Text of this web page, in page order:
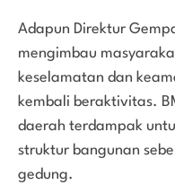
Adapun Direktur
mengimbau
keselamatan dan
kembali beraktivitas.
daerah terdampak
struktur bangunan
gedung.